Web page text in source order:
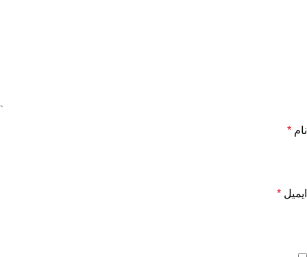
نام *
ایمیل *